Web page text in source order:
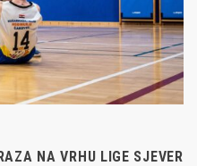
NA VRHU LIGE SJEVER